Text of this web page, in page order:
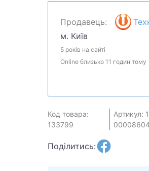
Продавець:
м. Київ
5 років на сайті
Online близько 11 годин тому
Код товара:
133799
Артикул:
Поділитись: